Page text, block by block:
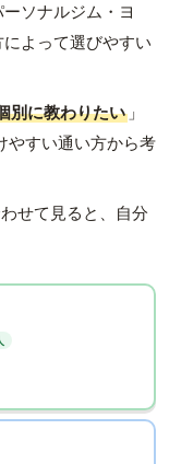
ソナルジム・ヨ
よって選びやすい
別に教わりたい 」
やすい通い方から考
せて見ると、自分